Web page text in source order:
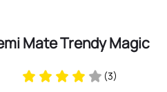
Mate Trendy Magic
(3)